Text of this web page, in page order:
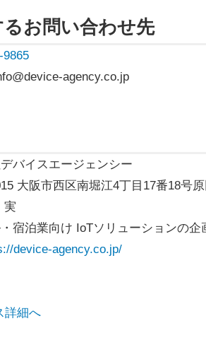
お問い合わせ先
9865
agency.co.jp
デバイスエージェンシー
大阪市西区南堀江4丁目17番18号
実
・宿泊業向け IoTソリューションの
device-agency.co.jp/
詳細へ